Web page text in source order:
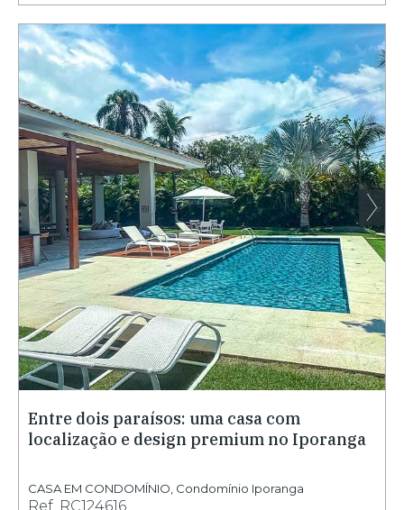
Entre dois paraísos: uma casa com
localização e design premium no Iporanga
CASA EM CONDOMÍNIO Condomínio Iporanga
Ref. RC124616